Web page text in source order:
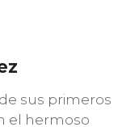
sus primeros
el hermoso